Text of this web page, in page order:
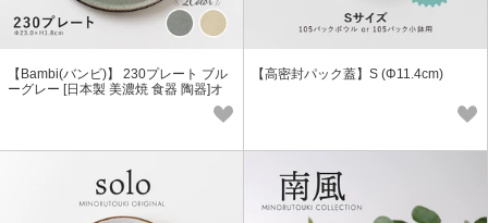
【Bambi(バンビ)】 230プレート ブル
ーグレー [日本製 美濃焼 食器 陶器]オ
【高密封パック蓋】S (Φ11.4cm)